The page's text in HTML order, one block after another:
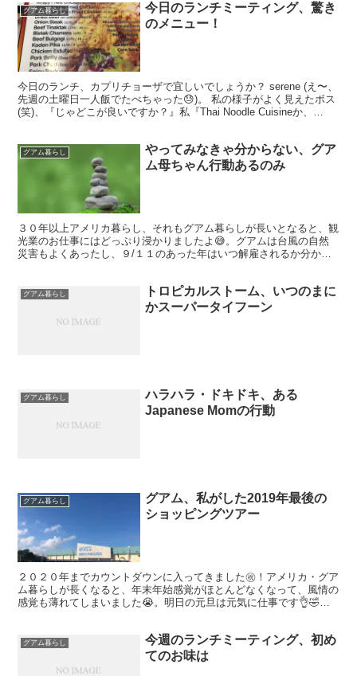
グアム暮らし
今日のランチミーティング、驚き
のメニュー！
今日のランチ、カプリチョーザで宜しいでしょうか？ serene (え〜、
先週の土曜日一人飯でたべちゃった😓)。 私の様子がよく見えたボス
(笑)、『じゃどこが良いですか？』私『Thai Noodle Cuisineか、
グアム暮らし
やってみなきゃ分からない、グア
ム母ちゃん行動あるのみ
３０年以上アメリカ暮らし、それもグアム暮らしが長いとなると、観
光業のお仕事にはどっぷり浸かりましたよ😅。グアムは台風の自然
災害もよくあったし、９/１１のあった年はいつ解雇されるか分から
グアム暮らし
トロピカルストーム、いつのまに
かスーパータイフーン
グアム暮らし
ハラハラ・ドキドキ、ある
Japanese Momの行動
グアム暮らし
グアム、私がした2019年最後の
ショッピングツアー
２０２０年までカウントダウンに入ってきました㊗️！アメリカ・グア
ム暮らしが長くなると、年末年始感覚がほとんどなくなって、風情の
感覚も薄れてしまいました😭。明日の元旦は元気に仕事です👌🤣
グアム暮らし
今週のランチミーティング、初め
てのお味は